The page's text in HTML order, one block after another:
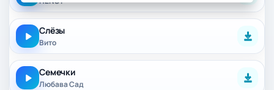
Слёзы
Вито
Семечки
Любава Сад